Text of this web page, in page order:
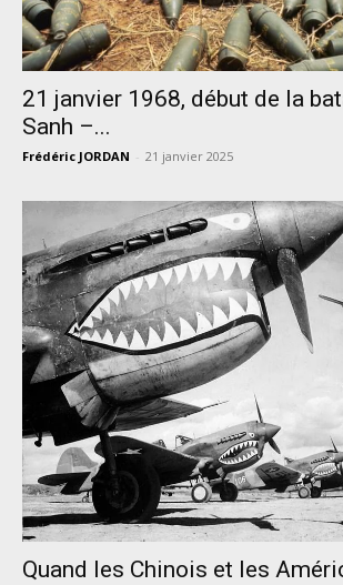
21 janvier 1968, début de la
Sanh –...
Frédéric JORDAN - 21 janvier 2025
Quand les Chinois et les